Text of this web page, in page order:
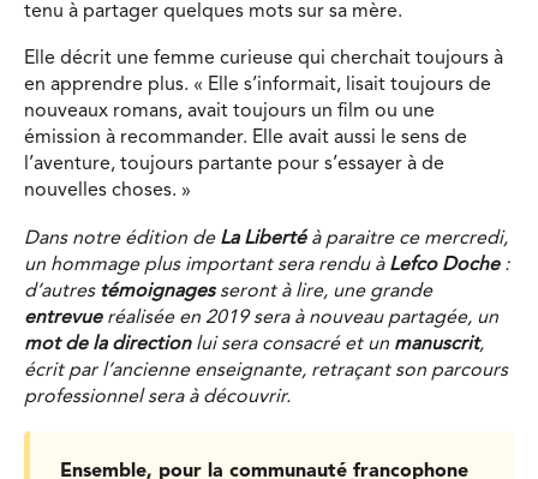
tenu à partager quelques mots sur sa mère.
Elle décrit une femme curieuse qui cherchait toujours à
en apprendre plus. « Elle s’informait, lisait toujours de
nouveaux romans, avait toujours un film ou une
émission à recommander. Elle avait aussi le sens de
l’aventure, toujours partante pour s’essayer à de
nouvelles choses. »
Dans notre édition de La Libertéà paraitre ce mercredi,
un hommage plus important sera rendu à Lefco Doche:
d’autres témoignagesseront à lire, une grande
entrevueréalisée en 2019 sera à nouveau partagée, un
mot de la directionlui sera consacré et un manuscrit,
écrit par l’ancienne enseignante, retraçant son parcours
professionnel sera à découvrir.
Ensemble, pour la communauté francophone